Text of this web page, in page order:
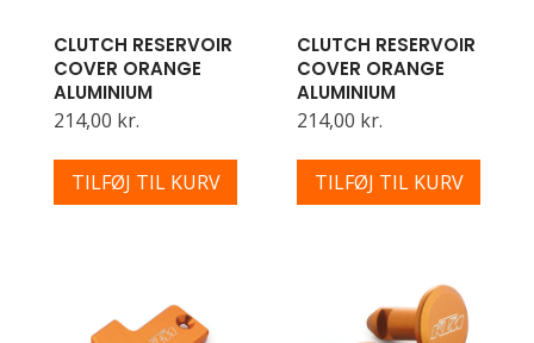
CLUTCH RESERVOIR
COVER ORANGE
ALUMINIUM
214,00 kr.
TILFØJ TIL KURV
CLUTCH RESERVOIR
COVER ORANGE
ALUMINIUM
214,00 kr.
TILFØJ TIL KURV